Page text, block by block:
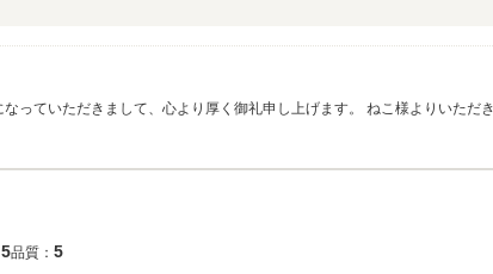
5品質： 5